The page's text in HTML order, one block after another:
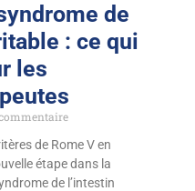
de
: ce qui
les
de Rome V en
étape dans la
de l’intestin